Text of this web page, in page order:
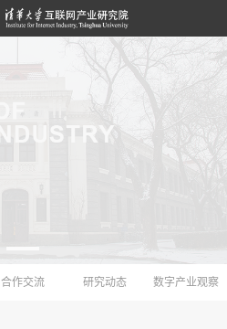
合作交流 研究动态 数字产业观察